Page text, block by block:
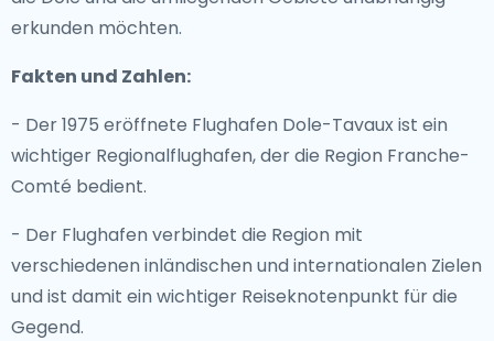
erkunden möchten.
Fakten und Zahlen:
- Der 1975 eröffnete Flughafen Dole-Tavaux ist ein
wichtiger Regionalflughafen, der die Region Franche-
Comté bedient.
- Der Flughafen verbindet die Region mit
verschiedenen inländischen und internationalen Zielen
und ist damit ein wichtiger Reiseknotenpunkt für die
Gegend.